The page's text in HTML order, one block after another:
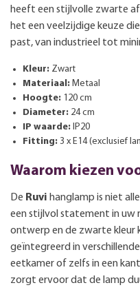
heeft een stijlvolle zwarte
het een veelzijdige keuze
past, van industrieel tot
Kleur: Zwart
Materiaal: Metaal
Hoogte: 120 cm
Diameter: 24 cm
IP waarde: IP20
Fitting: 3 x E14 (exclusief
Waarom kiezen
De Ruvi hanglamp is niet
een stijlvol statement in uw
ontwerp en de zwarte kleur
geïntegreerd in
eetkamer of zelfs in een
zorgt ervoor dat de lamp